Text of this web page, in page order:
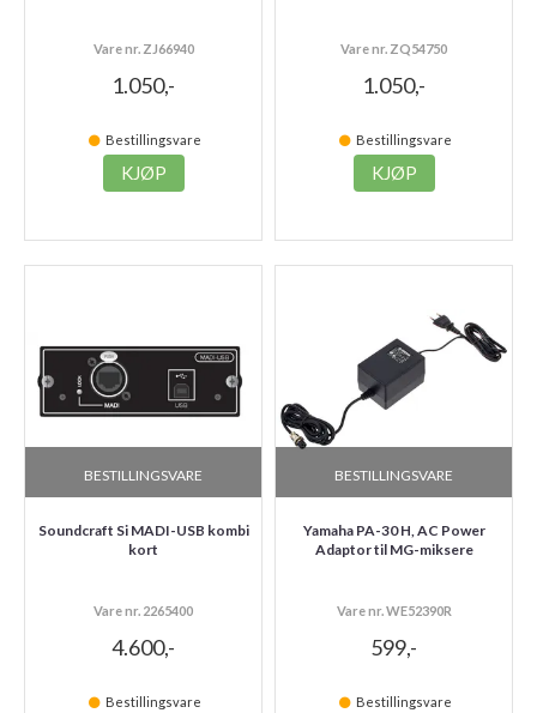
Vare nr. ZJ66940
1.050,-
Bestillingsvare
KJØP
Vare nr. ZQ54750
1.050,-
Bestillingsvare
KJØP
BESTILLINGSVARE
Soundcraft Si MADI-USB kombi
kort
Vare nr. 2265400
4.600,-
Bestillingsvare
BESTILLINGSVARE
Yamaha PA-30 H, AC Power
Adaptor til MG-miksere
Vare nr. WE52390R
599,-
Bestillingsvare